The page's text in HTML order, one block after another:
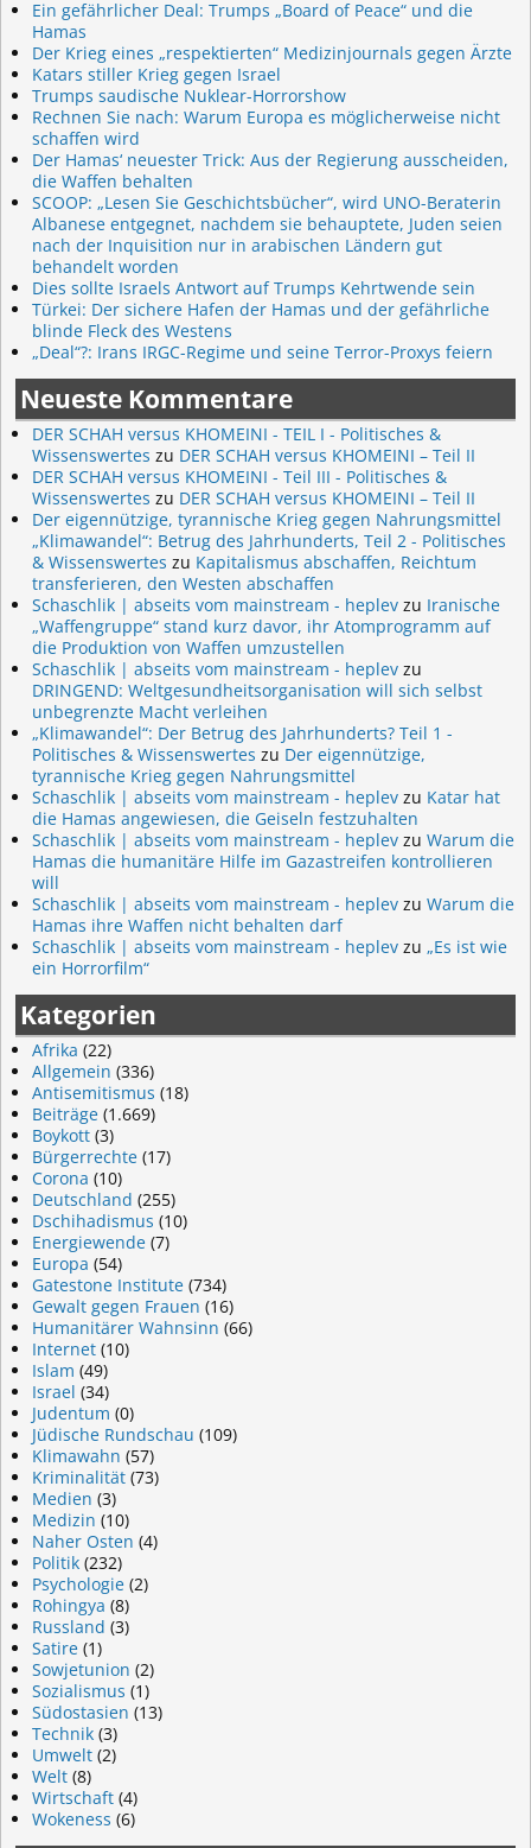
Ein gefährlicher Deal: Trumps „Board of Peace“ und die
Hamas
Der Krieg eines „respektierten“ Medizinjournals gegen Ärzte
Katars stiller Krieg gegen Israel
Trumps saudische Nuklear-Horrorshow
Rechnen Sie nach: Warum Europa es möglicherweise nicht
schaffen wird
Der Hamas‘ neuester Trick: Aus der Regierung ausscheiden,
die Waffen behalten
SCOOP: „Lesen Sie Geschichtsbücher“, wird UNO-Beraterin
Albanese entgegnet, nachdem sie behauptete, Juden seien
nach der Inquisition nur in arabischen Ländern gut
behandelt worden
Dies sollte Israels Antwort auf Trumps Kehrtwende sein
Türkei: Der sichere Hafen der Hamas und der gefährliche
blinde Fleck des Westens
„Deal“?: Irans IRGC-Regime und seine Terror-Proxys feiern
Neueste Kommentare
DER SCHAH versus KHOMEINI - TEIL I - Politisches &
Wissenswertes zu DER SCHAH versus KHOMEINI – Teil II
DER SCHAH versus KHOMEINI - Teil III - Politisches &
Wissenswertes zu DER SCHAH versus KHOMEINI – Teil II
Der eigennützige, tyrannische Krieg gegen Nahrungsmittel
„Klimawandel“: Betrug des Jahrhunderts, Teil 2 - Politisches
& Wissenswertes zu Kapitalismus abschaffen, Reichtum
transferieren, den Westen abschaffen
Schaschlik | abseits vom mainstream - heplev zu Iranische
„Waffengruppe“ stand kurz davor, ihr Atomprogramm auf
die Produktion von Waffen umzustellen
Schaschlik | abseits vom mainstream - heplev zu
DRINGEND: Weltgesundheitsorganisation will sich selbst
unbegrenzte Macht verleihen
„Klimawandel“: Der Betrug des Jahrhunderts? Teil 1 -
Politisches & Wissenswertes zu Der eigennützige,
tyrannische Krieg gegen Nahrungsmittel
Schaschlik | abseits vom mainstream - heplev zu Katar hat
die Hamas angewiesen, die Geiseln festzuhalten
Schaschlik | abseits vom mainstream - heplev zu Warum die
Hamas die humanitäre Hilfe im Gazastreifen kontrollieren
will
Schaschlik | abseits vom mainstream - heplev zu Warum die
Hamas ihre Waffen nicht behalten darf
Schaschlik | abseits vom mainstream - heplev zu „Es ist wie
ein Horrorfilm“
Kategorien
Afrika (22)
Allgemein (336)
Antisemitismus (18)
Beiträge (1.669)
Boykott (3)
Bürgerrechte (17)
Corona (10)
Deutschland (255)
Dschihadismus (10)
Energiewende (7)
Europa (54)
Gatestone Institute (734)
Gewalt gegen Frauen (16)
Humanitärer Wahnsinn (66)
Internet (10)
Islam (49)
Israel (34)
Judentum (0)
Jüdische Rundschau (109)
Klimawahn (57)
Kriminalität (73)
Medien (3)
Medizin (10)
Naher Osten (4)
Politik (232)
Psychologie (2)
Rohingya (8)
Russland (3)
Satire (1)
Sowjetunion (2)
Sozialismus (1)
Südostasien (13)
Technik (3)
Umwelt (2)
Welt (8)
Wirtschaft (4)
Wokeness (6)